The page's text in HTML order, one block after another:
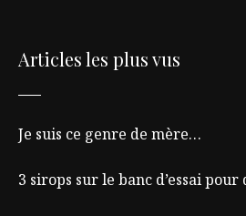
Articles les plus vus
Je suis ce genre de mère…
3 sirops sur le banc d’essai